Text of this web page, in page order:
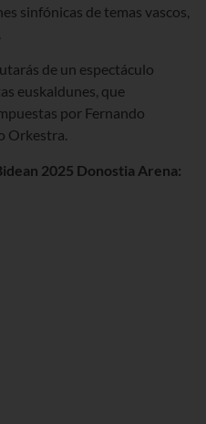
sinfónicas de temas vascos,
de un espectáculo
euskaldunes, que
por Fernando
Orkestra.
2025 Donostia Arena: